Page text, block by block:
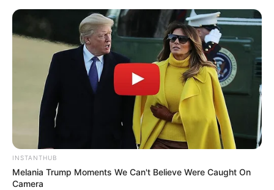
INSTANTHUB
Melania Trump Moments We Can't Believe Were Caught On
Camera